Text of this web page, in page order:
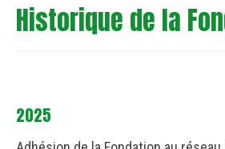
Historique de la
2025